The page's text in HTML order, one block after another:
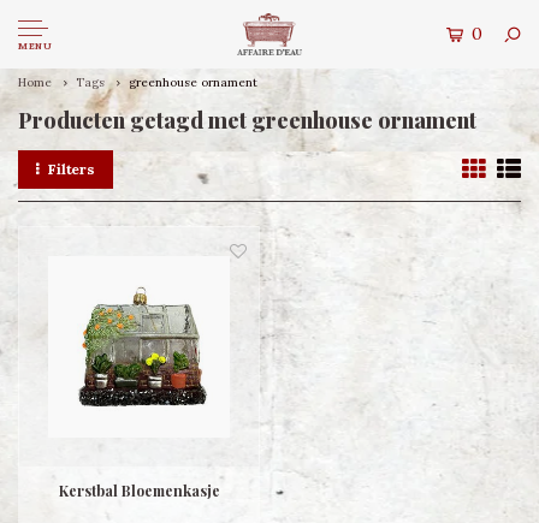
MENU
0
Home Tags greenhouse ornament
Producten getagd met greenhouse ornament
Filters
Kerstbal Bloemenkasje